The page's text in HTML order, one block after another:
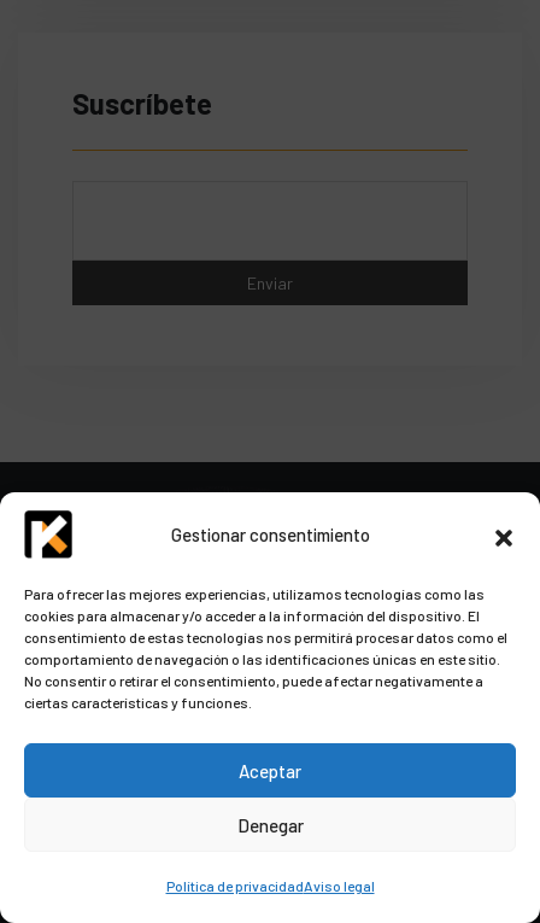
Gestionar consentimiento
Para ofrecer las mejores experiencias, utilizamos tecnologías como las
cookies para almacenar y/o acceder a la información del dispositivo. El
consentimiento de estas tecnologías nos permitirá procesar datos como el
comportamiento de navegación o las identificaciones únicas en este sitio.
No consentir o retirar el consentimiento, puede afectar negativamente a
ciertas características y funciones.
Aceptar
Denegar
Política de privacidadAviso legal
Suscríbete